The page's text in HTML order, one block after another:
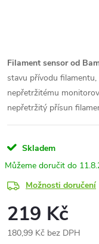
Filament sensor od
stavu přívodu
nepřetržitému
nepřetržitý přísun
Skladem
Možnosti doručení
219 Kč
180,99 Kč bez DPH